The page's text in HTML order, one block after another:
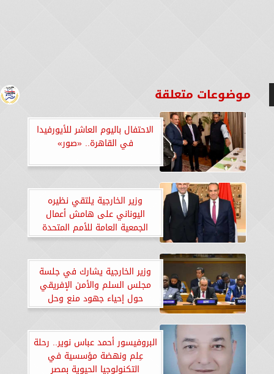
موضوعات متعلقة
الاحتفال باليوم العاشر للأيورفيدا
في القاهرة.. «صور»
‏‎وزير الخارجية يلتقي نظيره
اليوناني على هامش أعمال
الجمعية العامة للأمم المتحدة
وزير الخارجية يشارك في جلسة
مجلس السلم والأمن الإفريقي
حول إحياء جهود منع وحل
الصراعات بإفريقيا
البروفيسور أحمد عباس نوير.. رحلة
عِلم ونهضة مؤسسية في
التكنولوجيا الحيوية بمصر